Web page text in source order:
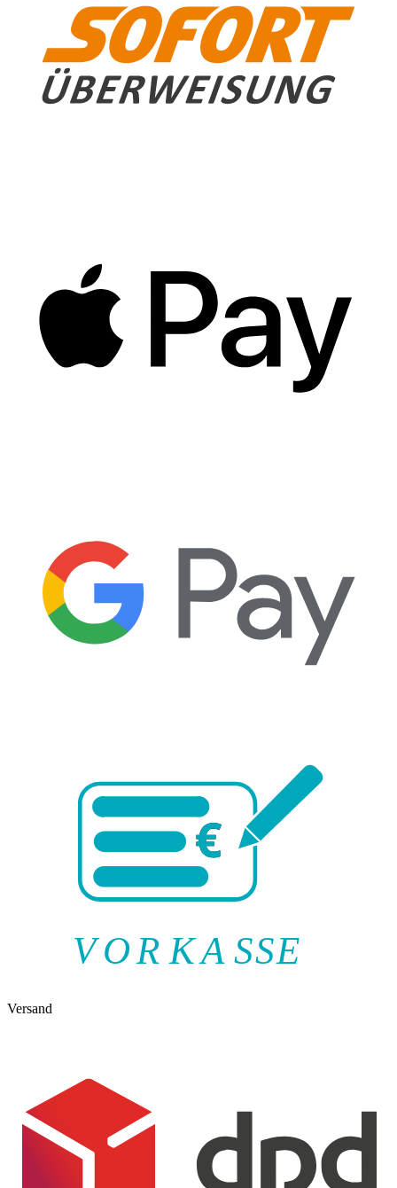
VOR KA SSE
Versand